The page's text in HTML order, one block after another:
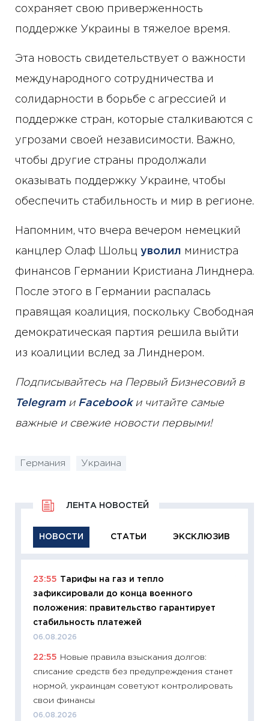
сохраняет свою приверженность
поддержке Украины в тяжелое время.
Эта новость свидетельствует о важности
международного сотрудничества и
солидарности в борьбе с агрессией и
поддержке стран, которые сталкиваются с
угрозами своей независимости. Важно,
чтобы другие страны продолжали
оказывать поддержку Украине, чтобы
обеспечить стабильность и мир в регионе.
Напомним, что вчера вечером немецкий
канцлер Олаф Шольц уволил министра
финансов Германии Кристиана Линднера.
После этого в Германии распалась
правящая коалиция, поскольку Свободная
демократическая партия решила выйти
из коалиции вслед за Линднером.
Подписывайтесь на Первый Бизнесовий в
Telegramи Facebookи читайте самые
важные и свежие новости первыми!
Германия Украина
НОВОСТИ СТАТЬИ ЭКСКЛЮЗИВ
ЛЕНТА НОВОСТЕЙ
23:55 Тарифы на газ и тепло
зафиксировали до конца военного
положения: правительство гарантирует
стабильность платежей
06.08.2026
22:55
Новые правила взыскания долгов:
списание средств без предупреждения станет
нормой, украинцам советуют контролировать
свои финансы
06.08.2026